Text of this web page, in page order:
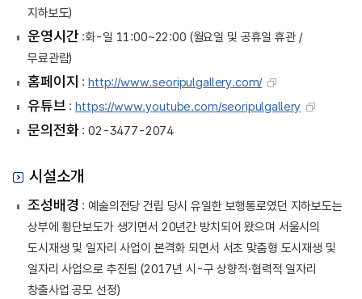
지하보도)
운영시간:화-일 11:00~22:00 (월요일 및 공휴일 휴관 /
무료관람)
홈페이지 : http://www.seoripulgallery.com/
유튜브 :https://www.youtube.com/seoripulgallery
문의전화: 02-3477-2074
시설소개
조성배경 : 예술의전당 건립 당시 유일한 보행통로였던 지하보도는
상부에 횡단보도가 생기면서 20년간 방치되어 왔으며 서울시의
도시재생 및 일자리 사업이 본격화 되면서 서초 맞춤형 도시재생 및
일자리 사업으로 추진됨 (2017년 시-구 상향적·협력적 일자리
창출사업 공모 선정)